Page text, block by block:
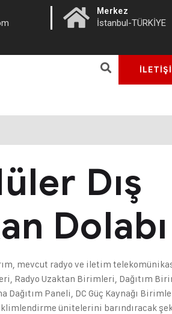
| Merkez
İstanbul-TÜRKİYE
Dış
Dolabı
mevcut radyo ve iletim
Radyo Uzaktan Birimleri, Dağıtım
Dağıtım Paneli, DC Güç Kaynağı
ünitelerini barındıracak